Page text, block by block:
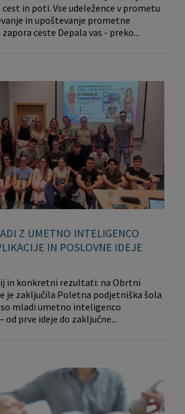
in poti. Vse udeležence v prometu
in upoštevanje prometne
ceste Depala vas - preko...
Z UMETNO INTELIGENCO
IN POSLOVNE IDEJE
in konkretni rezultati: na Obrtni
je zaključila Poletna podjetniška šola
so mladi umetno inteligenco
od prve ideje do zaključne...